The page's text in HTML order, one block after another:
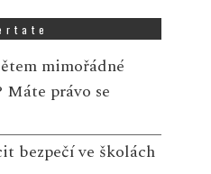
mimořádné
právo se
bezpečí ve školách